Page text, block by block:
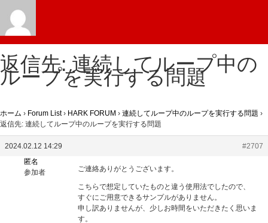
返信先: 連続してループ中の
ループを実行する問題
ホーム › Forum List › HARK FORUM › 連続してループ中のループを実行する問題 ›
返信先: 連続してループ中のループを実行する問題
2024.02.12 14:29
#2707
匿名
参加者
ご連絡ありがとうございます。
こちらで想定していたものと違う使用法でしたので、
すぐにご用意できるサンプルがありません。
申し訳ありませんが、少しお時間をいただきたく思いま
す。